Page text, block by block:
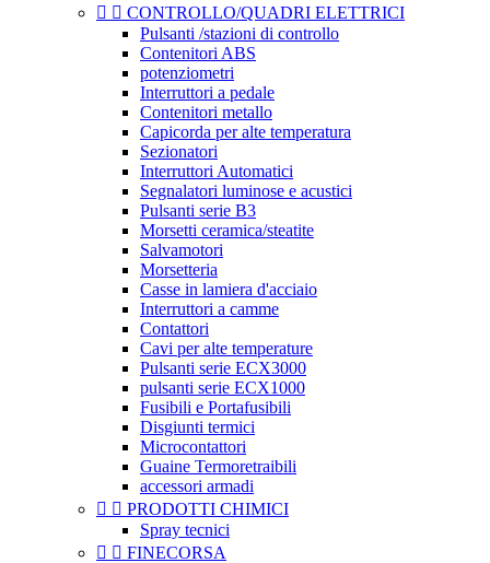
  CONTROLLO/QUADRI ELETTRICI
Pulsanti /stazioni di controllo
Contenitori ABS
potenziometri
Interruttori a pedale
Contenitori metallo
Capicorda per alte temperatura
Sezionatori
Interruttori Automatici
Segnalatori luminose e acustici
Pulsanti serie B3
Morsetti ceramica/steatite
Salvamotori
Morsetteria
Casse in lamiera d'acciaio
Interruttori a camme
Contattori
Cavi per alte temperature
Pulsanti serie ECX3000
pulsanti serie ECX1000
Fusibili e Portafusibili
Disgiunti termici
Microcontattori
Guaine Termoretraibili
accessori armadi
  PRODOTTI CHIMICI
Spray tecnici
  FINECORSA